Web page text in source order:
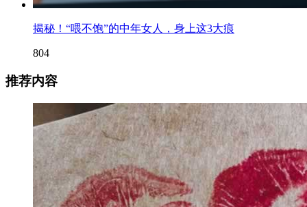
揭秘！“喂不饱”的中年女人，身上这3大痕
804
推荐内容